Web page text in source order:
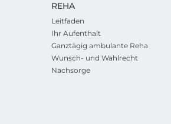
REHA
Leitfaden
Ihr Aufenthalt
Ganztägig ambulante Reha
Wunsch- und Wahlrecht
Nachsorge